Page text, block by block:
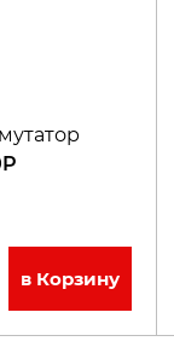
в Корзину